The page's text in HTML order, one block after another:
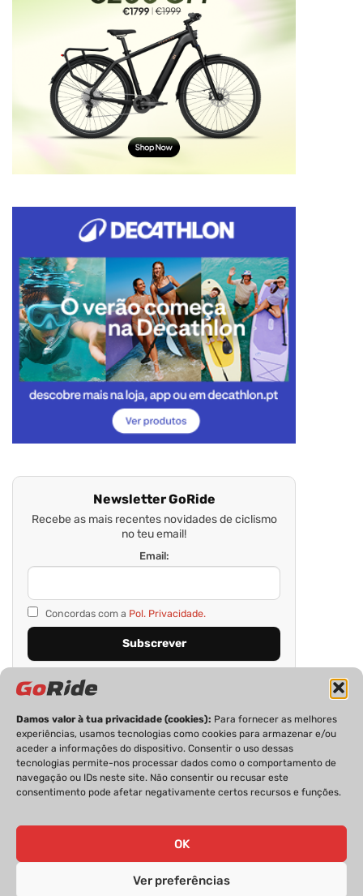
Damos valor à tua privacidade (cookies): Para fornecer as melhores
experiências, usamos tecnologias como cookies para armazenar e/ou
aceder a informações do dispositivo. Consentir o uso dessas
tecnologias permite-nos processar dados como o comportamento de
navegação ou IDs neste site. Não consentir ou recusar este
consentimento pode afetar negativamente certos recursos e funções.
OK
Ver preferências
Newsletter GoRide
Recebe as mais recentes novidades de ciclismo
no teu email!
Email:
Concordas com a Pol. Privacidade.
PRIVACIDADE FICHA TÉCNICA
ESTATUTO EDITORIAL